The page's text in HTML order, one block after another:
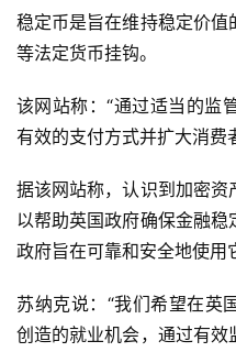
稳定币是旨在维持稳定价
等法定货币挂钩。
该网站称：“通过适当的监
有效的支付方式并扩大消费
据该网站称，认识到加密
以帮助英国政府确保金融稳
政府旨在可靠和安全地使用
苏纳克说：“我们希望在
创造的就业机会，通过有